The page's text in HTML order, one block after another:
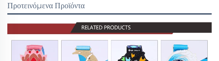
Προτεινόμενα Προϊόντα